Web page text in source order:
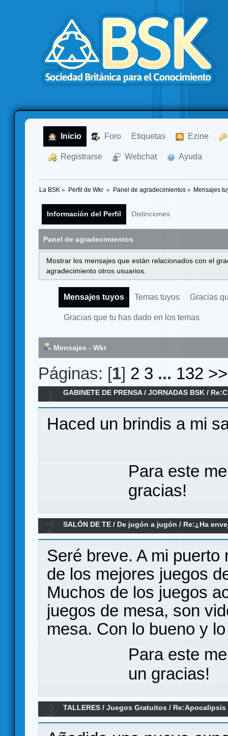
Inicio Foro Etiquetas Ezine
Registrarse Webchat Ayuda
La BSK » Perfil de Wkr » Panel de agradecimientos» Mensajes
Información del Perfil Distinciones
Panel de agradecimientos
Mostrar los mensajes que están relacionados con el
agradecimiento otros usuarios.
Mensajes tuyos Temas tuyos Gracias
Gracias que tu has dado en los temas
Mensajes - Wkr
Páginas: [1] 2 3 ... 132 >>
GABINETE DE PRENSA/JORNADAS BSK /
Haced un brindis a mi
Para este
gracias!
SALÓN DE TE / De jugón a jugón / Re:¿Ha
juegos modernos no le llegan a la altura?
Seré breve. A mi
de los mejores juegos
Muchos de los juegos
juegos de mesa, son
mesa. Con lo bueno y
Para este
un gracias!
TALLERES /Juegos Gratuitos/